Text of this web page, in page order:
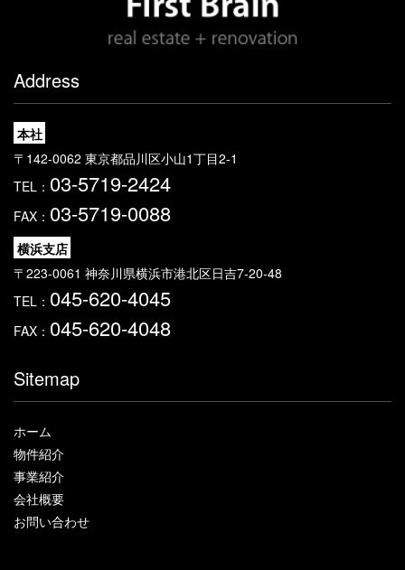
Address
本社
〒142-0062 東京都品川区小山1丁目2-1
TEL： 03-5719-2424
FAX： 03-5719-0088
横浜支店
〒223-0061 神奈川県横浜市港北区日吉7-20-48
TEL： 045-620-4045
FAX： 045-620-4048
Sitemap
ホーム
物件紹介
事業紹介
会社概要
お問い合わせ